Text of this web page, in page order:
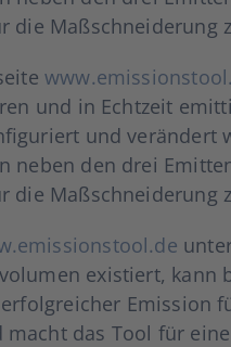
die Maß­schnei­de­rung
und in Echt­zeit
und ver­än­dert
neben den drei
die Maß­schnei­de­rung
exis­tiert, kann
Emis­si­on
macht das Tool für